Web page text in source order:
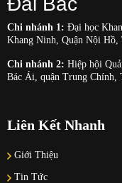
Chi nhánh 1: Đại học
Khang Ninh, Quận Nội Hồ,
Chi nhánh 2: Hiệp hội
Bác Ái, quận Trung Chính,
Liên Kết Nhanh
Giới Thiệu
Tin Tức